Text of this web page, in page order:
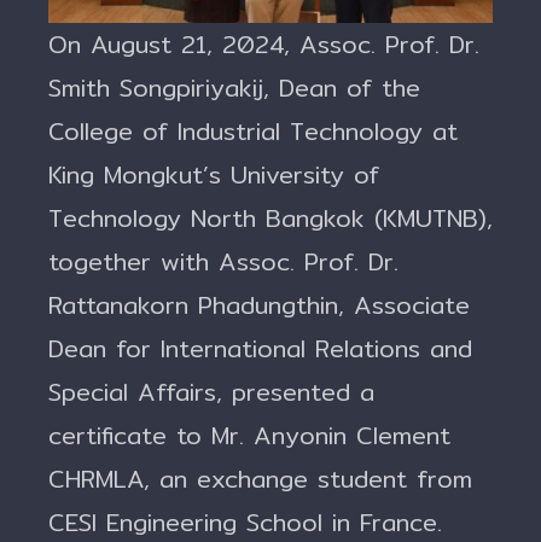
On August 21, 2024, Assoc. Prof. Dr.
Smith Songpiriyakij, Dean of the
College of Industrial Technology at
King Mongkut’s University of
Technology North Bangkok (KMUTNB),
together with Assoc. Prof. Dr.
Rattanakorn Phadungthin, Associate
Dean for International Relations and
Special Affairs, presented a
certificate to Mr. Anyonin Clement
CHRMLA, an exchange student from
CESI Engineering School in France.